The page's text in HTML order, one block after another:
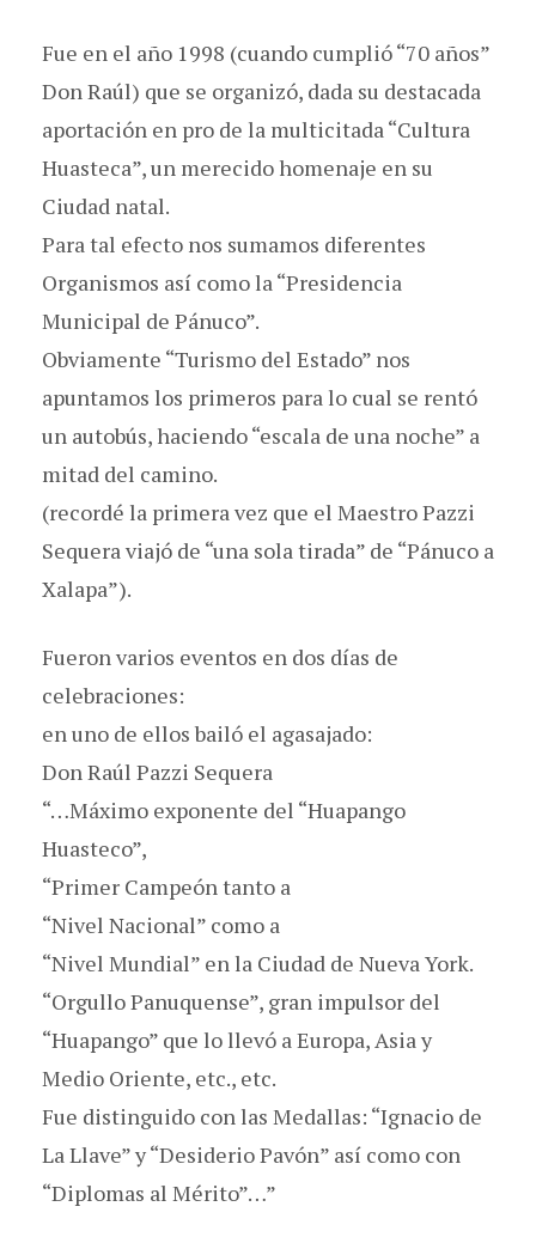
Fue en el año 1998 (cuando cumplió “70 años”
Don Raúl) que se organizó, dada su destacada
aportación en pro de la multicitada “Cultura
Huasteca”, un merecido homenaje en su
Ciudad natal.
Para tal efecto nos sumamos diferentes
Organismos así como la “Presidencia
Municipal de Pánuco”.
Obviamente “Turismo del Estado” nos
apuntamos los primeros para lo cual se rentó
un autobús, haciendo “escala de una noche” a
mitad del camino.
(recordé la primera vez que el Maestro Pazzi
Sequera viajó de “una sola tirada” de “Pánuco a
Xalapa”).
Fueron varios eventos en dos días de
celebraciones:
en uno de ellos bailó el agasajado:
Don Raúl Pazzi Sequera
“…Máximo exponente del “Huapango
Huasteco”,
“Primer Campeón tanto a
“Nivel Nacional” como a
“Nivel Mundial” en la Ciudad de Nueva York.
“Orgullo Panuquense”, gran impulsor del
“Huapango” que lo llevó a Europa, Asia y
Medio Oriente, etc., etc.
Fue distinguido con las Medallas: “Ignacio de
La Llave” y “Desiderio Pavón” así como con
“Diplomas al Mérito”…”